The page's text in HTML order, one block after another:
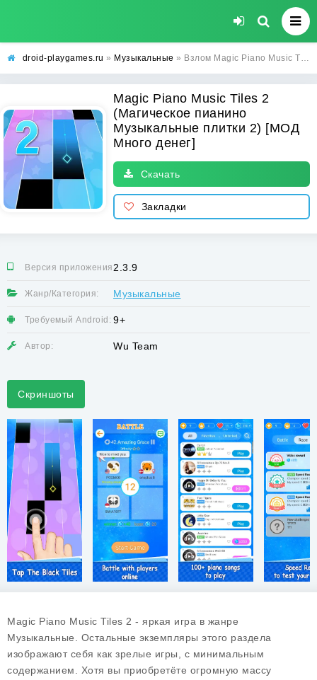
droid-playgames.ru » Музыкальные » Взлом Magic Piano Music Tiles 2 (Магическое пианино Музыкальные плитки 2) [МОД Много денег] - стабильная версия apk на Андроид
Magic Piano Music Tiles 2
(Магическое пианино
Музыкальные плитки 2) [МОД
Много денег]
Скачать
Закладки
Версия приложения:2.3.9
Жанр/Категория: Музыкальные
Требуемый Android: 9+
Автор: Wu Team
Скриншоты
Magic Piano Music Tiles 2 - яркая игра в жанре
Музыкальные. Остальные экземпляры этого раздела
изображают себя как зрелые игры, с минимальным
содержанием. Хотя вы приобретёте огромную массу